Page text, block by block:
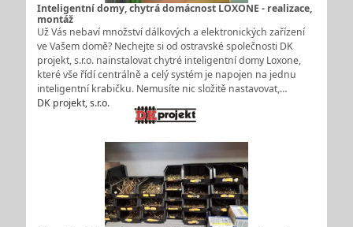
Inteligentní domy, chytrá domácnost LOXONE - realizace,
montáž
Už Vás nebaví množství dálkových a elektronických zařízení
ve Vašem domě? Nechejte si od ostravské společnosti DK
projekt, s.r.o. nainstalovat chytré inteligentní domy Loxone,
které vše řídí centrálně a celý systém je napojen na jednu
inteligentní krabičku. Nemusíte nic složitě nastavovat,…
DK projekt, s.r.o.